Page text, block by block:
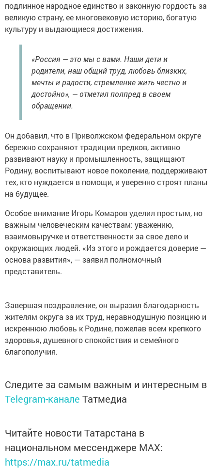
подлинное народное единство и законную гордость за
великую страну, ее многовековую историю, богатую
культуру и выдающиеся достижения.
«Россия — это мы с вами. Наши дети и
родители, наш общий труд, любовь близких,
мечты и радости, стремление жить честно и
достойно», — отметил полпред в своем
обращении.
Он добавил, что в Приволжском федеральном округе
бережно сохраняют традиции предков, активно
развивают науку и промышленность, защищают
Родину, воспитывают новое поколение, поддерживают
тех, кто нуждается в помощи, и уверенно строят планы
на будущее.
Особое внимание Игорь Комаров уделил простым, но
важным человеческим качествам: уважению,
взаимовыручке и ответственности за свое дело и
окружающих людей. «Из этого и рождается доверие —
основа развития», — заявил полномочный
представитель.
Завершая поздравление, он выразил благодарность
жителям округа за их труд, неравнодушную позицию и
искреннюю любовь к Родине, пожелав всем крепкого
здоровья, душевного спокойствия и семейного
благополучия.
Следите за самым важным и интересным в
Telegram-канале Татмедиа
Читайте новости Татарстана в
национальном мессенджере MАХ:
https://max.ru/tatmedia